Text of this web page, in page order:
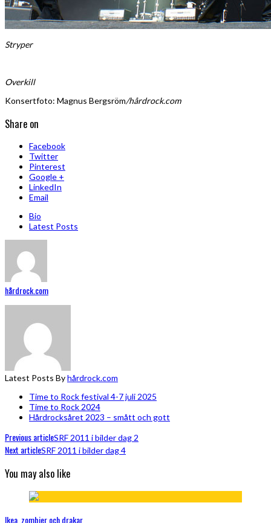
Stryper
Overkill
Konsertfoto: Magnus Bergsröm/hårdrock.com
Share on
Facebook
Twitter
Pinterest
Google +
LinkedIn
Email
Bio
Latest Posts
hårdrock.com
Latest Posts Byhårdrock.com
Time to Rock festival 4-7 juli 2025
Time to Rock 2024
Hårdrocksåret 2023 – smått och gott
Previous articleSRF 2011 i bilder dag 2
Next articleSRF 2011 i bilder dag 4
You may also like
Ikea, zombier och drakar